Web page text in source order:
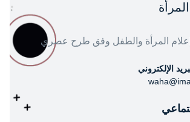
المرأة والطفل وفق طرح عصري
الإلكتروني